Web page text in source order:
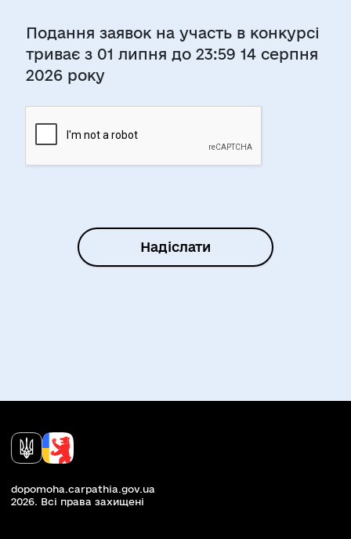
Подання заявок на участь в конкурсі
триває з 01 липня до 23:59 14 серпня
2026 року
Надіслати
dopomoha.carpathia.gov.ua
2026. Всi права захищенi